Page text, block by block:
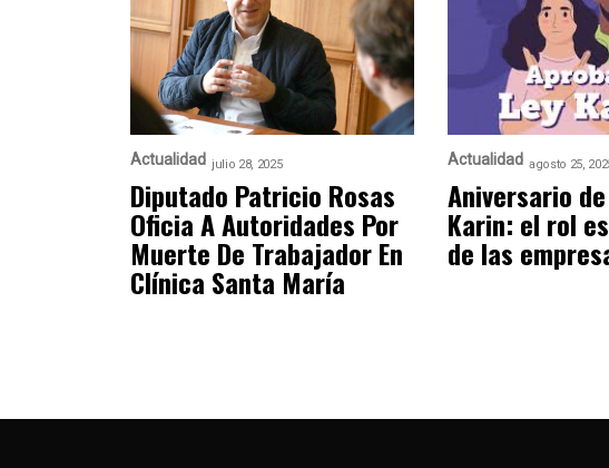
Actualidad julio 28, 2025
Diputado Patricio Rosas
Oficia A Autoridades Por
Muerte De Trabajador En
Clínica Santa María
Actualidad agosto 25,
Aniversario
Karin: el rol
de las